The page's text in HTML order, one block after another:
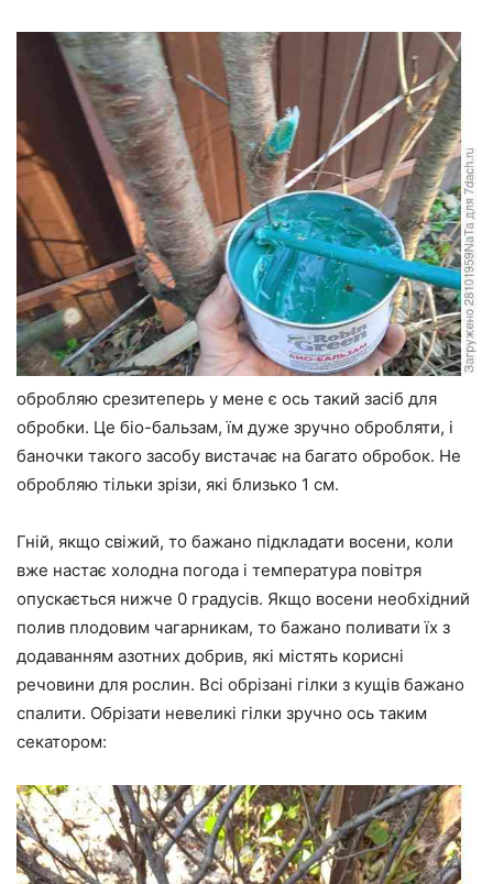
обробляю срезитеперь у мене є ось такий засіб для
обробки. Це біо-бальзам, їм дуже зручно обробляти, і
баночки такого засобу вистачає на багато обробок. Не
обробляю тільки зрізи, які близько 1 см.
Гній, якщо свіжий, то бажано підкладати восени, коли
вже настає холодна погода і температура повітря
опускається нижче 0 градусів. Якщо восени необхідний
полив плодовим чагарникам, то бажано поливати їх з
додаванням азотних добрив, які містять корисні
речовини для рослин. Всі обрізані гілки з кущів бажано
спалити. Обрізати невеликі гілки зручно ось таким
секатором: